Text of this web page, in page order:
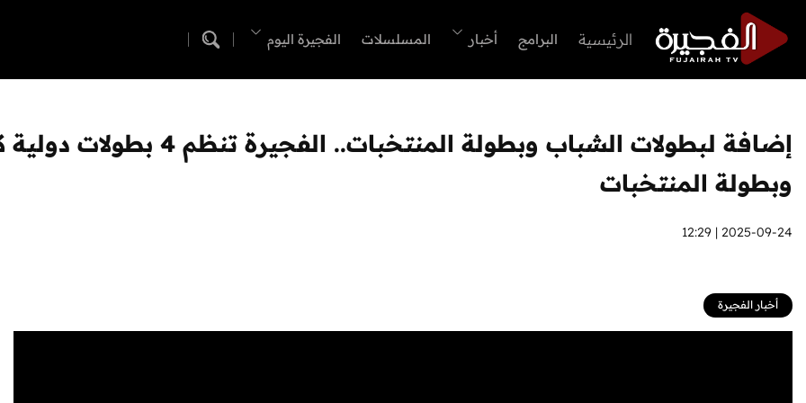
الرئيسية البرامج أخبار المسلسلات الفجيرة اليوم
إضافة لبطولات الشباب وبطولة
وبطولة المنتخبات
2025-09-24 | 12:29
أخبار الفجيرة